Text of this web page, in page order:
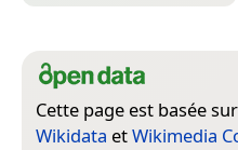
Cette page est basée sur
Wikidata etWikimedia